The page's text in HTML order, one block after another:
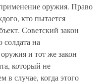
оружия. Право
кто пытается
Советский закон
солдата на
и тот же закон
который не
в случае, когда этого